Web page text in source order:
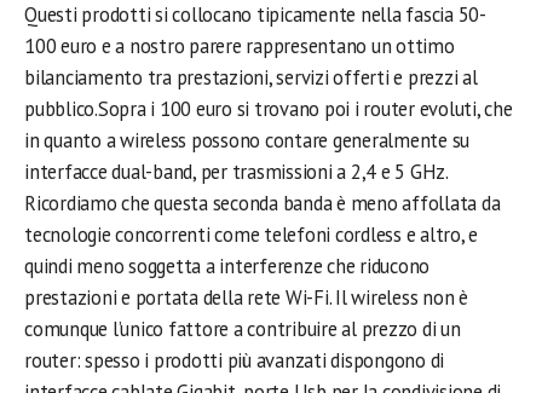
Questi prodotti si collocano tipicamente nella fascia 50-
100 euro e a nostro parere rappresentano un ottimo
bilanciamento tra prestazioni, servizi offerti e prezzi al
pubblico.Sopra i 100 euro si trovano poi i router evoluti, che
in quanto a wireless possono contare generalmente su
interfacce dual-band, per trasmissioni a 2,4 e 5 GHz.
Ricordiamo che questa seconda banda è meno affollata da
tecnologie concorrenti come telefoni cordless e altro, e
quindi meno soggetta a interferenze che riducono
prestazioni e portata della rete Wi-Fi. Il wireless non è
comunque l’unico fattore a contribuire al prezzo di un
router: spesso i prodotti più avanzati dispongono di